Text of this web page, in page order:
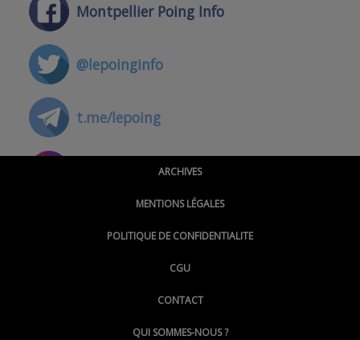
Montpellier Poing Info
@lepoinginfo
t.me/lepoing
@montpellierpoinginfo
@LePoingMontpellier
ARCHIVES
MENTIONS LÉGALES
POLITIQUE DE CONFIDENTIALITE
CGU
CONTACT
QUI SOMMES-NOUS ?